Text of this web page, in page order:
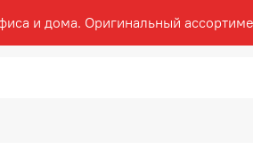
и дома. Оригинальный